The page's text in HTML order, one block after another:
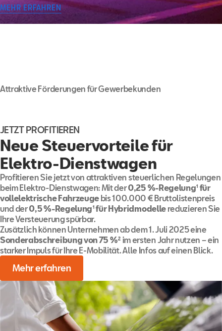
MEHR ERFAHREN
SEAT Gebrauchtwagen
Attraktive Förderungen für Gewerbekunden
JETZT PROFITIEREN
Neue Steuervorteile für
Elektro-Dienstwagen
Profitieren Sie jetzt von attraktiven steuerlichen Regelungen
beim Elektro-Dienstwagen: Mit der0,25 %-Regelung¹ für
vollelektrische Fahrzeuge bis 100.000 € Bruttolistenpreis
und der0,5 %-Regelung¹für Hybridmodellereduzieren Sie
Ihre Versteuerung spürbar.
Zusätzlich können Unternehmen ab dem 1. Juli 2025 eine
Sonderabschreibung von 75 %² im ersten Jahr nutzen – ein
starker Impuls für Ihre E-Mobilität. Alle Infos auf einen Blick.
Mehr erfahren